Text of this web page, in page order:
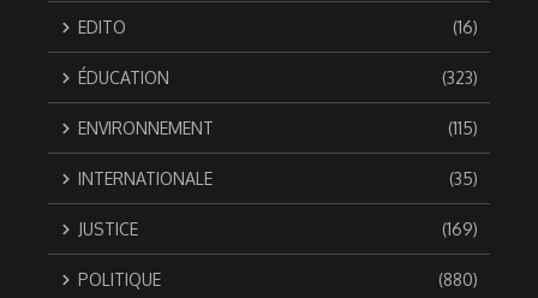
EDITO (16)
ÉDUCATION (323)
ENVIRONNEMENT (115)
INTERNATIONALE (35)
JUSTICE (169)
POLITIQUE (880)